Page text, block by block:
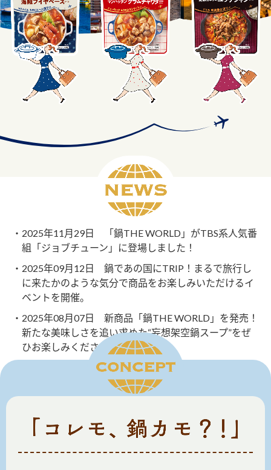
お酢ドリンク
みりん風・料理酒
ふりかけ おすしの素
炊き込みご飯の素 米飯用調味液
Fibee
ブランド・スペシャルサイト
ブランド・スペシャルサイト トップ
商品ブランドサイト
Fibee（ファイビー）
つゆ
鍋なび
納豆のサイト
PIN印
三ツ判山吹
千夜
お酢を知ろう！
すしラボ
ぽん酢サワー
企業情報
ミツカングループについて
環境への取り組み
水の文化センター（アーカイブ）
ZENB initiative
MIM（ミツカンミュージアム）
おいしさと健康への取り組み
ニュースリリース
お客様相談センター
お客様の声をいかしました
販売終了製品のご案内
地図から取り扱い店舗を探す
2025年11月29日 「鍋THE WORLD」がTBS系人気番
組「ジョブチューン」に登場しました！
2025年09月12日 鍋であの国にTRIP！まるで旅行し
に来たかのような気分で商品をお楽しみいただけるイ
ベントを開催。
2025年08月07日 新商品「鍋THE WORLD」を発売！
新たな美味しさを追い求めた“妄想架空鍋スープ”をぜ
ひお楽しみください。